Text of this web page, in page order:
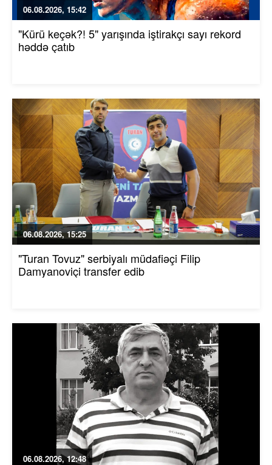
06.08.2026, 15:42
"Kürü keçək?! 5" yarışında iştirakçı sayı rekord
həddə çatıb
06.08.2026, 15:25
"Turan Tovuz" serbiyalı müdafiəçi Filip
Damyanoviçi transfer edib
06.08.2026, 12:48